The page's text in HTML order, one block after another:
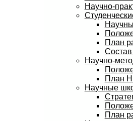
Научно-
План
Научно-
План
Научные
План